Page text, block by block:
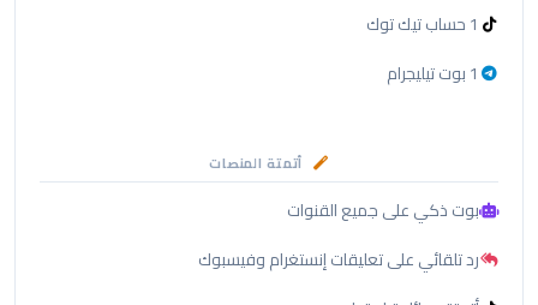
1 حساب تيك توك
1 بوت تيليجرام
أتمتة المنصات
بوت ذكي على جميع القنوات
رد تلقائي على تعليقات إنستغرام وفيسبوك